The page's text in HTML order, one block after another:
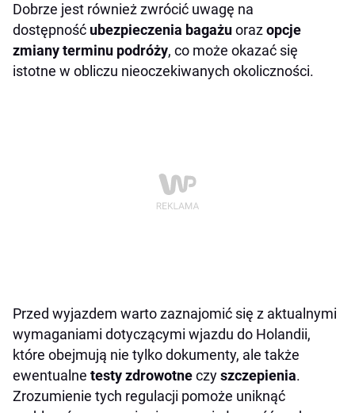
Dobrze jest również zwrócić uwagę na
dostępność ubezpieczenia bagażuorazopcje
zmiany terminu podróży, co może okazać się
istotne w obliczu nieoczekiwanych okoliczności.
Przed wyjazdem warto zaznajomić się z aktualnymi
wymaganiami dotyczącymi wjazdu do Holandii,
które obejmują nie tylko dokumenty, ale także
ewentualne testy zdrowotneczyszczepienia.
Zrozumienie tych regulacji pomoże uniknąć